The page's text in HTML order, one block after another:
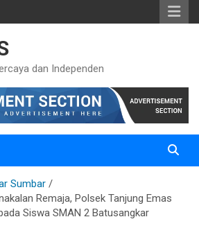
dan Independen
Sumbar
Remaja, Polsek Tanjung Emas
Siswa SMAN 2 Batusangkar